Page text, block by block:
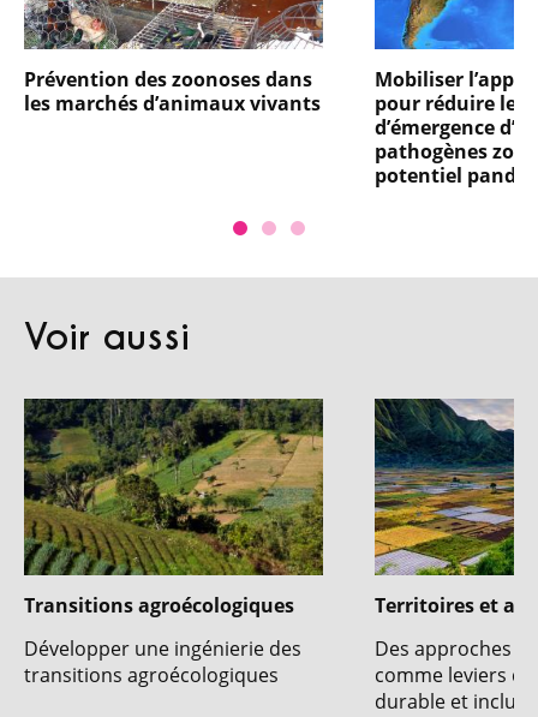
Prévention des zoonoses dans
les marchés d’animaux vivants
Mobiliser
pour réduire les
d’émergence
pathogènes
potentiel
Voir aussi
Transitions agroécologiques
Développer une ingénierie des
transitions agroécologiques
Territoires et
Des approches
comme leviers
durable et inclusif